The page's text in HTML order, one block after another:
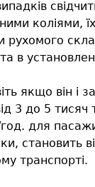
коліями,
рухомого
в
якщо він і
3 до 5
для
становить
транспорті.